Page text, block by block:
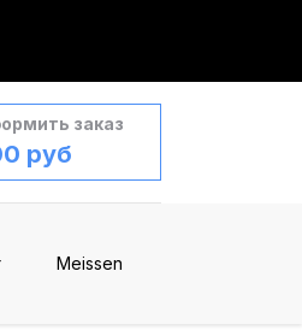
заказ
руб
Meissen